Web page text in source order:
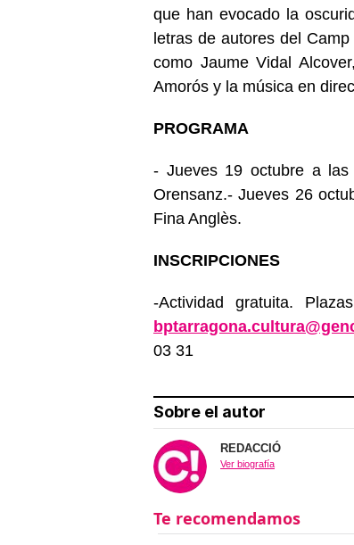
que han evocado la
letras de autores del
como Jaume Vidal
Amorós y la música en
PROGRAMA
- Jueves 19 octubre a
Orensanz.- Jueves 26
Fina Anglès.
INSCRIPCIONES
-Actividad gratuita.
03 31
Sobre el autor
REDACCIÓ
Ver biografía